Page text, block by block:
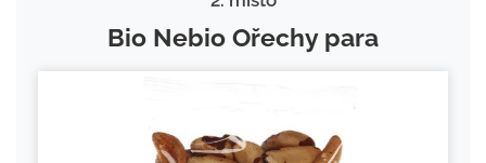
Bio Nebio Ořechy para